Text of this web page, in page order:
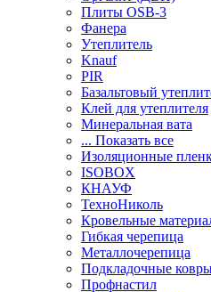
Плиты OSB-3
Фанера
Утеплитель
Knauf
PIR
Базальтовый
Клей для утеплителя
Минеральная вата
... Показать все
Изоляционные
ISOBOX
КНАУФ
ТехноНиколь
Кровельные
Гибкая черепица
Металлочерепица
Подкладочные
Профнастил